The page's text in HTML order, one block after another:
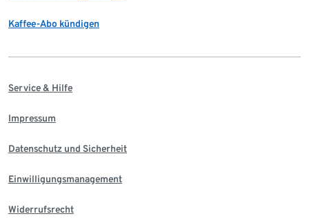
Kaffee-Abo kündigen
Service & Hilfe
Impressum
Datenschutz und Sicherheit
Einwilligungsmanagement
Widerrufsrecht